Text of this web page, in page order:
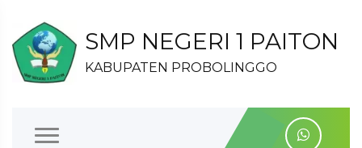
SMP NEGERI 1 PAITON
KABUPATEN PROBOLINGGO